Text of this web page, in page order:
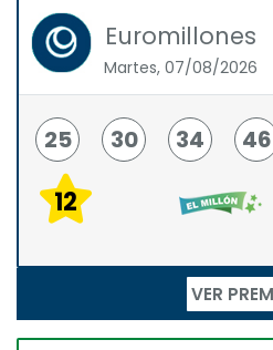
Euromillones
Martes, 07/08/2026
25 30 34 46
12
VER